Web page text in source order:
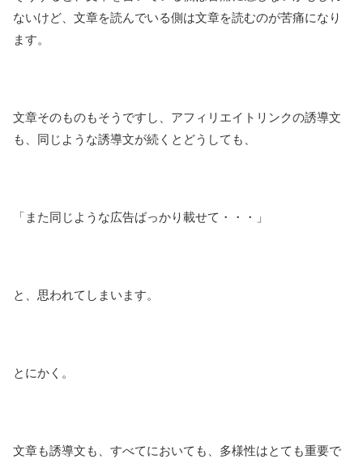
ないけど、文章を読んでいる側は文章を読むのが苦痛になり
ます。
文章そのものもそうですし、アフィリエイトリンクの誘導文
も、同じような誘導文が続くとどうしても、
「また同じような広告ばっかり載せて・・・」
と、思われてしまいます。
とにかく。
文章も誘導文も、すべてにおいても、多様性はとても重要で